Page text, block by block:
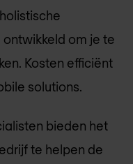
om je te
Kosten efficiënt
solutions.
bieden het
te helpen de